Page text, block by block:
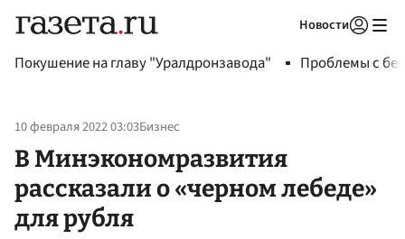
Новости
Покушение на главу "Уралдронзавода" Проблемы с
10 февраля 2022 03:03Бизнес
В Минэкономразвития
рассказали о «черном лебеде»
для рубля